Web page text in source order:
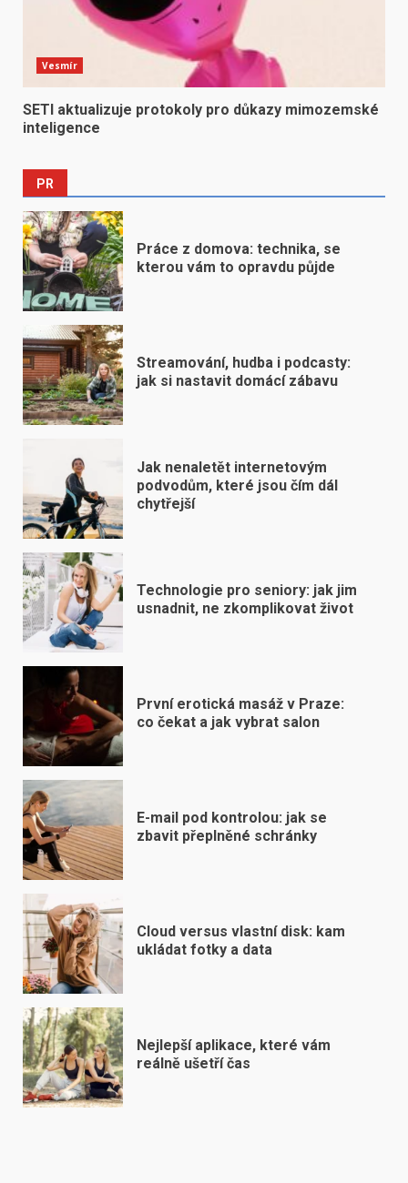
Vesmír
SETI aktualizuje protokoly pro důkazy mimozemské
inteligence
PR
Práce z domova: technika, se
kterou vám to opravdu půjde
Streamování, hudba i podcasty:
jak si nastavit domácí zábavu
Jak nenaletět internetovým
podvodům, které jsou čím dál
chytřejší
Technologie pro seniory: jak jim
usnadnit, ne zkomplikovat život
První erotická masáž v Praze:
co čekat a jak vybrat salon
E-mail pod kontrolou: jak se
zbavit přeplněné schránky
Cloud versus vlastní disk: kam
ukládat fotky a data
Nejlepší aplikace, které vám
reálně ušetří čas